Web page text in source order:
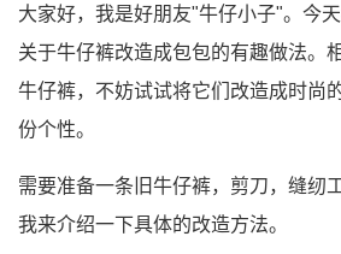
大家好，我是好朋友"牛仔小子"。今
关于牛仔裤改造成包包的有趣做法。
牛仔裤，不妨试试将它们改造成时尚
份个性。
需要准备一条旧牛仔裤，剪刀，缝纫
我来介绍一下具体的改造方法。